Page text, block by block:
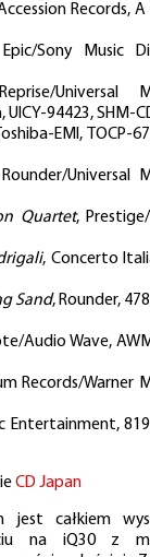
Records, A
Sony Music
Universal
94423, SHM-
EMI, TOCP-
Universal
Quartet, Prestige/
, Concerto
Sand, Rounder,
Audio Wave,
Records/Warner
Entertainment,
CD Japan
całkiem
na iQ30 z